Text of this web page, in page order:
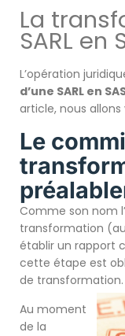
La
SARL en
L’opération
d’une SARL en
article, nous
Le
Comme son nom
transformation
établir un rapport
cette étape est
de transformation.
Au moment
de la